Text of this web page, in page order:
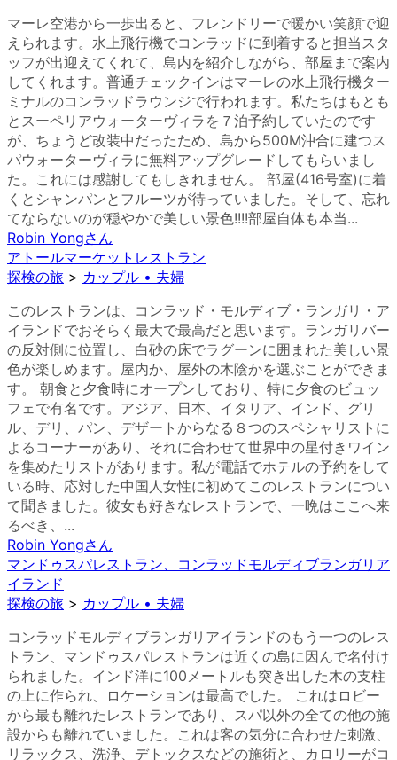
マーレ空港から一歩出ると、フレンドリーで暖かい笑顔で迎
えられます。水上飛行機でコンラッドに到着すると担当スタ
ッフが出迎えてくれて、島内を紹介しながら、部屋まで案内
してくれます。普通チェックインはマーレの水上飛行機ター
ミナルのコンラッドラウンジで行われます。私たちはもとも
とスーペリアウォーターヴィラを７泊予約していたのです
が、ちょうど改装中だったため、島から500M沖合に建つス
パウォーターヴィラに無料アップグレードしてもらいまし
た。これには感謝してもしきれません。 部屋(416号室)に着
くとシャンパンとフルーツが待っていました。そして、忘れ
てならないのが穏やかで美しい景色!!!!部屋自体も本当...
Robin Yongさん
アトールマーケットレストラン
探検の旅 > カップル • 夫婦
このレストランは、コンラッド・モルディブ・ランガリ・ア
イランドでおそらく最大で最高だと思います。ランガリバー
の反対側に位置し、白砂の床でラグーンに囲まれた美しい景
色が楽しめます。屋内か、屋外の木陰かを選ぶことができま
す。 朝食と夕食時にオープンしており、特に夕食のビュッ
フェで有名です。アジア、日本、イタリア、インド、グリ
ル、デリ、パン、デザートからなる８つのスペシャリストに
よるコーナーがあり、それに合わせて世界中の星付きワイン
を集めたリストがあります。私が電話でホテルの予約をして
いる時、応対した中国人女性に初めてこのレストランについ
て聞きました。彼女も好きなレストランで、一晩はここへ来
るべき、...
Robin Yongさん
マンドゥスパレストラン、コンラッドモルディブランガリア
イランド
探検の旅 > カップル • 夫婦
コンラッドモルディブランガリアイランドのもう一つのレス
トラン、マンドゥスパレストランは近くの島に因んで名付け
られました。インド洋に100メートルも突き出した木の支柱
の上に作られ、ロケーションは最高でした。 これはロビー
から最も離れたレストランであり、スパ以外の全ての他の施
設からも離れていました。これは客の気分に合わせた刺激、
リラックス、洗浄、デトックスなどの施術と、カロリーがコ